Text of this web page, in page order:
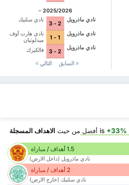
2025/2026
نادي سلتيك
2 - 3
نادي ماذرويل
نادي هارت أوف
ميدلوثيان
1 - 1
نادي ماذرويل
فالكيرك 2 - 3
نادي ماذرويل
السابق التالي
+33% أفضل من حيث الاهداف المسجلة
1.5 أهداف / مباراة
نادي ماذرويل (داخل الارض)
2 أهداف / مباراة
نادي سلتيك (خارج الارض)